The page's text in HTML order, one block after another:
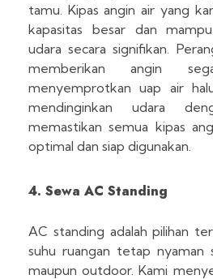
tamu. Kipas angin air yang
kapasitas besar dan
udara secara signifikan.
memberikan angin
menyemprotkan uap air
mendinginkan udara
memastikan semua kipas
optimal dan siap digunakan.
4. Sewa AC Standing
AC standing adalah pilihan
suhu ruangan tetap nyaman
maupun outdoor. Kami